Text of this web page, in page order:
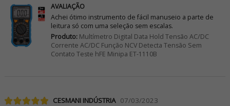
AVALIAÇÃO
Achei ótimo instrumento de fácil manuseio a parte de
leitura só com uma seleção sem escalas.
Produto:Multímetro Digital Data Hold Tensão AC/DC
Corrente AC/DC Função NCV Detecta Tensão Sem
Contato Teste hFE Minipa ET-1110B
CESMANI INDÚSTRIA 07/03/2023